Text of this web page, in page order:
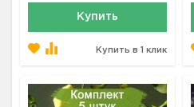
Купить
Купить в 1 клик